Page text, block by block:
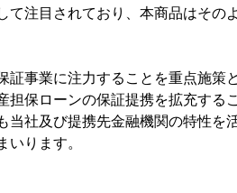
て注目されており、本商品はその
証事業に注力することを重点施策
担保ローンの保証提携を拡充す
当社及び提携先金融機関の特性を
いります。